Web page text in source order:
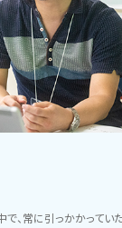
、常に引っかかってい